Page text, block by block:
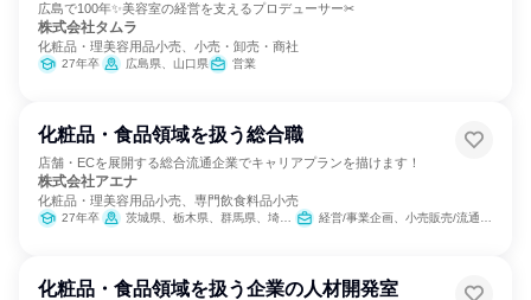
広島で100年✨美容室の経営を支えるプロデューサー✂
株式会社タムラ
化粧品・理美容用品小売、小売・卸売・商社
27年卒 広島県、山口県 営業
化粧品・食品領域を扱う総合職
店舗・ECを展開する総合流通企業でキャリアプランを描けます！
株式会社アエナ
化粧品・理美容用品小売、専門飲食料品小売
27年卒 茨城県、栃木県、群馬県、埼玉県、千葉県、東京都、神奈川県、愛知県、滋賀県、京都府、大阪府、兵庫県、奈良県、和歌山県 経営/事業企画、小売販売/流通、SCM/生産管理/購買/物流、人事、総務、営業、商品企画、マーケティング・広告・宣伝
化粧品・食品領域を扱う企業の人材開発室